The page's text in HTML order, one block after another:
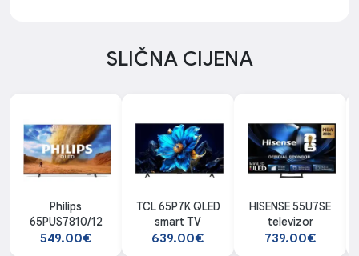
SLIČNA CIJENA
Philips
65PUS7810/12
549.00€
TCL 65P7K QLED
smart TV
639.00€
HISENSE 55U7SE
televizor
739.00€